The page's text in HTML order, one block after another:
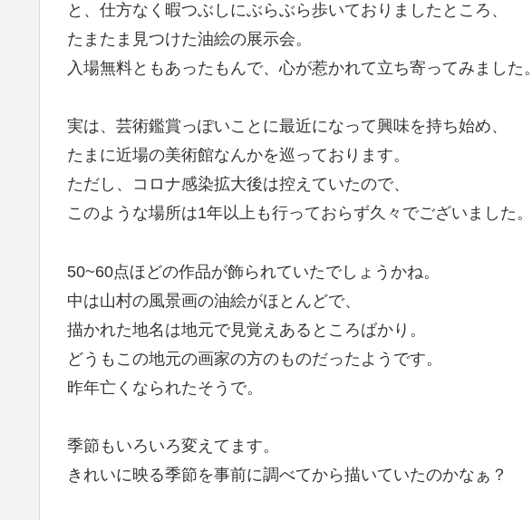
と、仕方なく暇つぶしにぶらぶら歩いておりましたところ、
たまたま見つけた油絵の展示会。
入場無料ともあったもんで、心が惹かれて立ち寄ってみました。
実は、芸術鑑賞っぽいことに最近になって興味を持ち始め、
たまに近場の美術館なんかを巡っております。
ただし、コロナ感染拡大後は控えていたので、
このような場所は1年以上も行っておらず久々でございました。
50~60点ほどの作品が飾られていたでしょうかね。
中は山村の風景画の油絵がほとんどで、
描かれた地名は地元で見覚えあるところばかり。
どうもこの地元の画家の方のものだったようです。
昨年亡くなられたそうで。
季節もいろいろ変えてます。
きれいに映る季節を事前に調べてから描いていたのかなぁ？